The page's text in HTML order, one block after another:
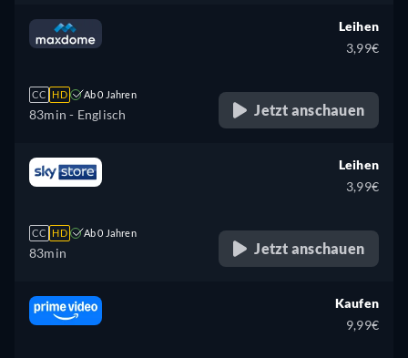
CC HD Ab 0 Jahren
83min - Englisch
Leihen
3,99€
Jetzt anschauen
CC HD Ab 0 Jahren
83min
Leihen
3,99€
Jetzt anschauen
Kaufen
9,99€